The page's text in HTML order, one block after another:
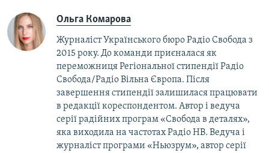
Ольга Комарова
Журналіст Українського бюро Радіо Свобода з
2015 року. До команди приєналася як
переможниця Регіональної стипендії Радіо
Свобода/Радіо Вільна Європа. Після
завершення стипендії залишилася працювати
в редакції кореспондентом. Автор і ведуча
серії радійних програм «Свобода в деталях»,
яка виходила на частотах Радіо НВ. Ведуча і
журналіст програми «Ньюзрум», автор серії